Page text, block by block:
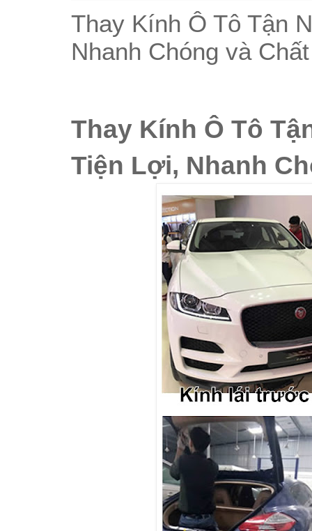
Thay Kính Ô Tô Tận
Nhanh Chóng và
Thay Kính Ô Tô
Tiện Lợi, Nhanh